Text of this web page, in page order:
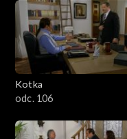
Kotka
odc. 106